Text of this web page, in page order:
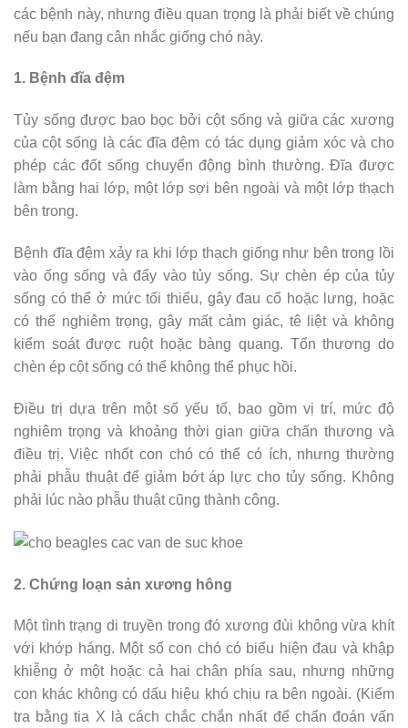
các bệnh này, nhưng điều quan trọng là phải biết về chúng
nếu bạn đang cân nhắc giống chó này.
1. Bệnh đĩa đệm
Tủy sống được bao bọc bởi cột sống và giữa các xương
của cột sống là các đĩa đệm có tác dụng giảm xóc và cho
phép các đốt sống chuyển động bình thường. Đĩa được
làm bằng hai lớp, một lớp sợi bên ngoài và một lớp thạch
bên trong.
Bệnh đĩa đệm xảy ra khi lớp thạch giống như bên trong lồi
vào ống sống và đẩy vào tủy sống. Sự chèn ép của tủy
sống có thể ở mức tối thiểu, gây đau cổ hoặc lưng, hoặc
có thể nghiêm trọng, gây mất cảm giác, tê liệt và không
kiểm soát được ruột hoặc bàng quang. Tổn thương do
chèn ép cột sống có thể không thể phục hồi.
Điều trị dựa trên một số yếu tố, bao gồm vị trí, mức độ
nghiêm trọng và khoảng thời gian giữa chấn thương và
điều trị. Việc nhốt con chó có thể có ích, nhưng thường
phải phẫu thuật để giảm bớt áp lực cho tủy sống. Không
phải lúc nào phẫu thuật cũng thành công.
2. Chứng loạn sản xương hông
Một tình trạng di truyền trong đó xương đùi không vừa khít
với khớp háng. Một số con chó có biểu hiện đau và khập
khiễng ở một hoặc cả hai chân phía sau, nhưng những
con khác không có dấu hiệu khó chịu ra bên ngoài. (Kiểm
tra bằng tia X là cách chắc chắn nhất để chẩn đoán vấn